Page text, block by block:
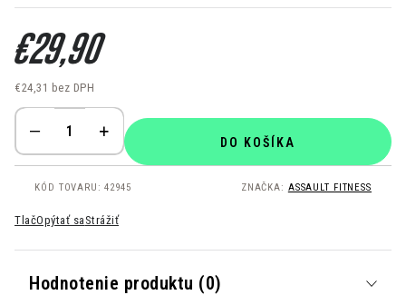
€29,90
€24,31 bez DPH
Jednotková cena:
DO KOŠÍKA
KÓD TOVARU: 42945 ZNAČKA: ASSAULT FITNESS
TlačOpýtať sa Strážiť
Hodnotenie produktu (0)